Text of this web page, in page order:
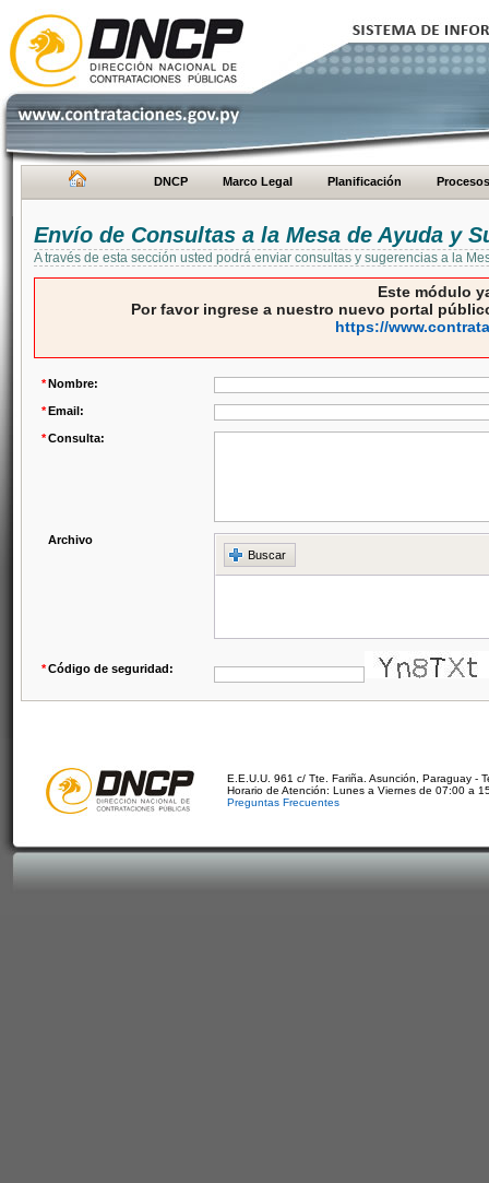
DNCP Marco Legal Planificación Procesos
Envío de Consultas a la Mesa de Ayuda y
A través de esta sección usted podrá enviar consultas y sugerencias a la
Este módulo
Por favor ingrese a nuestro nuevo portal
https://
*Nombre:
*Email:
*Consulta:
Archivo
Buscar
*Código de seguridad:
E.E.U.U. 961 c/ Tte. Fariña. Asunción, Paraguay -
Horario de Atención: Lunes a Viernes de 07:00 a
Preguntas Frecuentes